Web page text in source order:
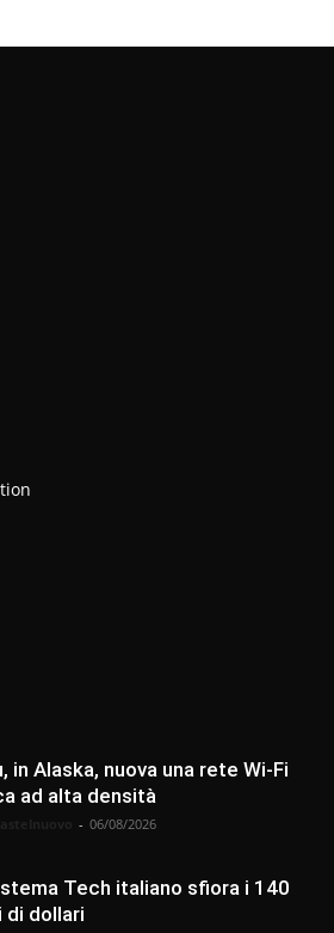
in Alaska, nuova una rete Wi-Fi
ad alta densità
- 06/08/2026
Tech italiano sfiora i 140
di dollari